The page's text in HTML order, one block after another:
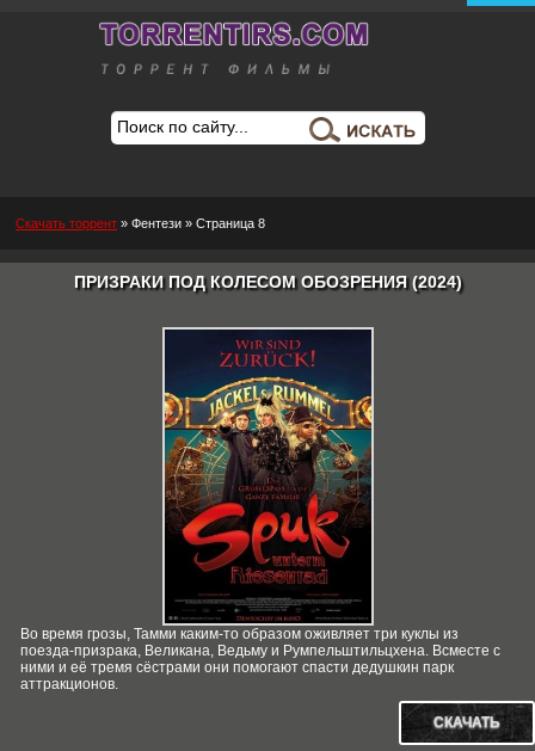
Скачать торрент » Фентези » Страница 8
ПРИЗРАКИ ПОД КОЛЕСОМ ОБОЗРЕНИЯ (2024)
Во время грозы, Тамми каким-то образом оживляет три куклы из
поезда-призрака, Великана, Ведьму и Румпельштильцхена. Всместе с
ними и её тремя сёстрами они помогают спасти дедушкин парк
аттракционов.
СКАЧАТЬ